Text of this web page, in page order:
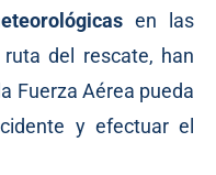
en las
del rescate, han
Fuerza Aérea pueda
y efectuar el